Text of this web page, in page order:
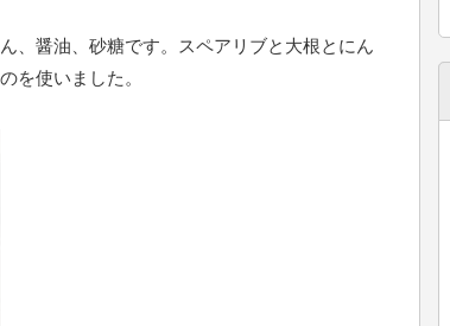
、醤油、砂糖です。スペアリブと大根とにん
を使いました。